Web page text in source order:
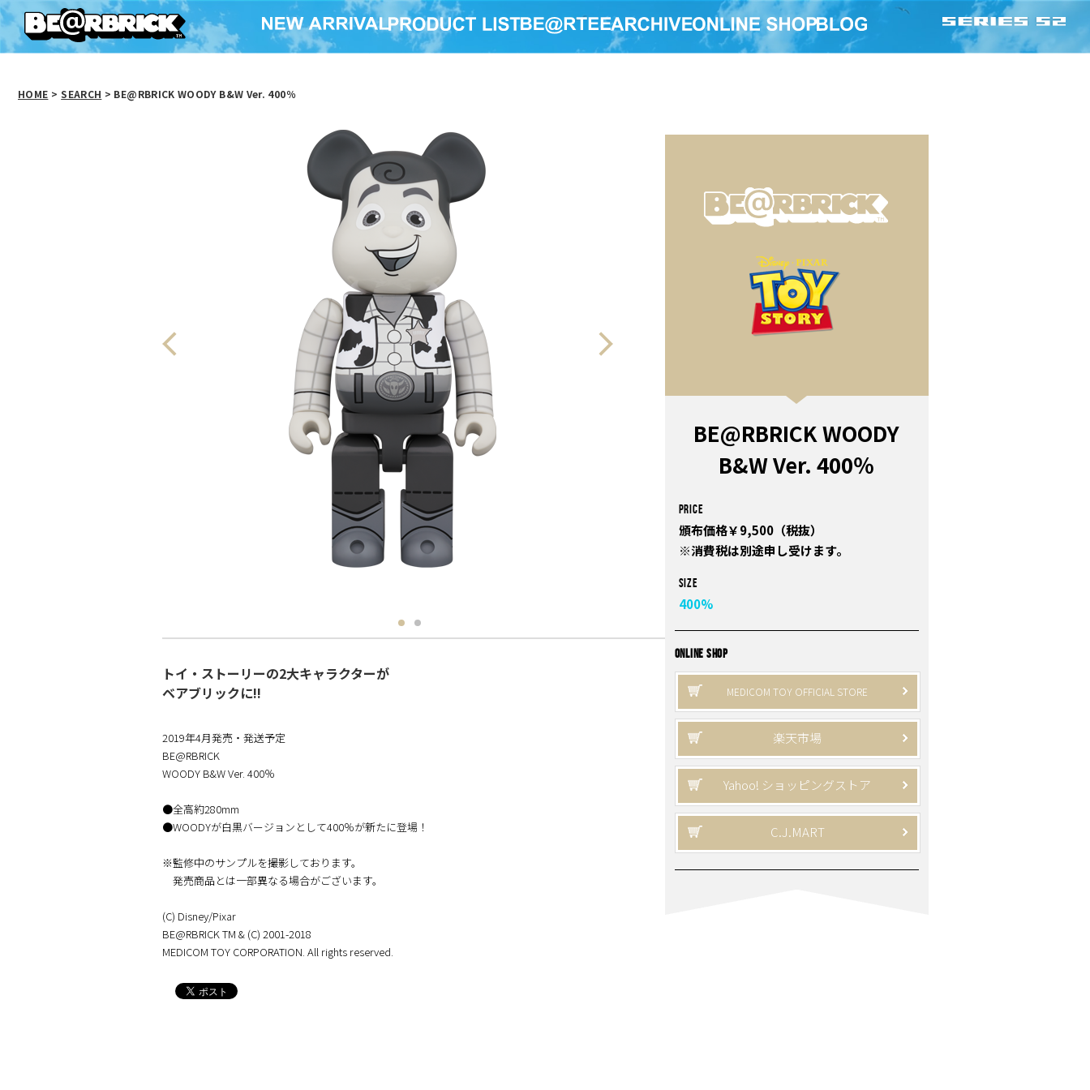
HOME > SEARCH > BE@RBRICK WOODY B&W Ver. 400％
BE@RBRICK WOODY
B&W Ver. 400％
PRICE
頒布価格￥9,500（税抜）
※消費税は別途申し受けます。
Size
400%
ONLINE SHOP
MEDICOM TOY OFFICIAL STORE
楽天市場
Yahoo! ショッピングストア
C.J.MART
トイ・ストーリーの2大キャラクターが
ベアブリックに!!
2019年4月発売・発送予定
BE@RBRICK
WOODY B&W Ver. 400％
●全高約280mm
●WOODYが白黒バージョンとして400％が新たに登場！
※監修中のサンプルを撮影しております。
発売商品とは一部異なる場合がございます。
(C) Disney/Pixar
BE@RBRICK TM & (C) 2001-2018
MEDICOM TOY CORPORATION. All rights reserved.